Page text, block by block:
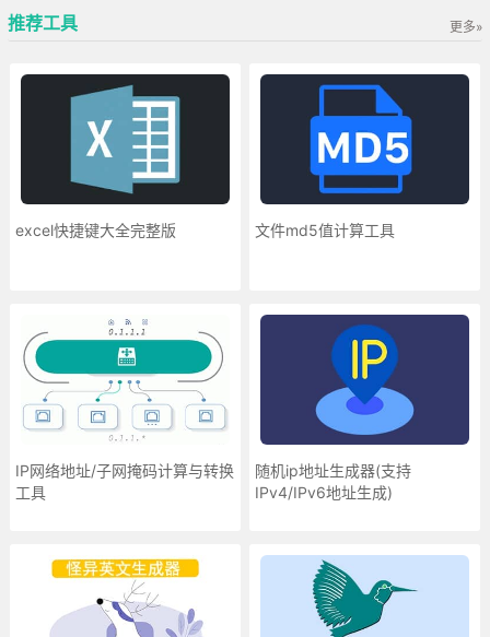
推荐工具 更多»
excel快捷键大全完整版 文件md5值计算工具
IP网络地址/子网掩码计算与转换
工具
随机ip地址生成器(支持
IPv4/IPv6地址生成)